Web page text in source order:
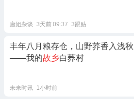
唐姐杂谈 3天前 09:37 3跟贴
丰年八月粮存仓，山野荞香入浅秋
——我的故乡白荞村
未来时讯 1小时前